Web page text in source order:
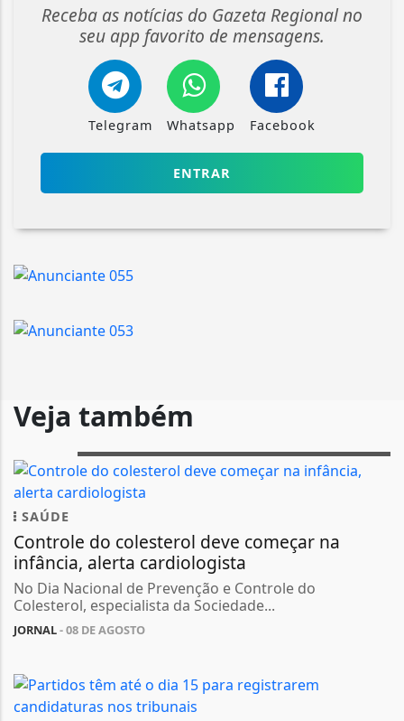
Receba as notícias do Gazeta Regional no
seu app favorito de mensagens.
Telegram Whatsapp Facebook
ENTRAR
Veja também
SAÚDE
Controle do colesterol deve começar na
infância, alerta cardiologista
No Dia Nacional de Prevenção e Controle do
Colesterol, especialista da Sociedade...
JORNAL- 08 DE AGOSTO